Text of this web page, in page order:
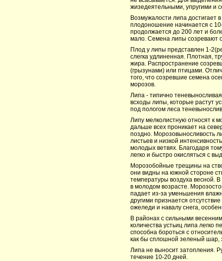
жизедеятельными, упругими и
Возмужалости липа достигает
плодоношение начинается с
продолжается до 200 лет и
мало. Семена липы созревают
Плод у липы представлен 1-
слегка удлиненная. Плотная,
жира. Распространение
(грызунами) или птицами.
того, что созревшие семена
морозов.
Липа - типично
всходы липы, которые растут
под пологом леса
Липу мелколистную относят к
дальше всех проникает на
поздно. Морозовыносливость
листьев и низкой
молодых ветвях. Благодаря
легко и быстро окисляться с
Морозобойные трещины на
они видны на южной стороне
температуры воздуха весной.
в молодом возрасте.
падает из-за уменьшения
другими признается
ожеледи и навалу снега,
В районах с сильными
количества устьиц липа легко
способна бороться с
как бы сплошной зеленый шар,
Липа не выносит затопления.
течение 10-20 дней.